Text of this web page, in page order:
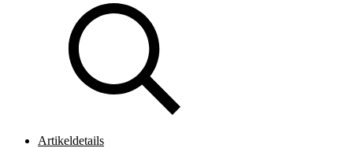
Artikeldetails